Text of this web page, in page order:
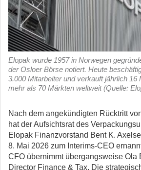
Elopak wurde 1957 in Norwegen
der Osloer Börse notiert. Heute
3.000 Mitarbeiter und verkauft jährlich 16
mehr als 70 Märkten weltweit (Quelle:
Nach dem angekündigten Rücktritt
hat der Aufsichtsrat des
Elopak Finanzvorstand Bent K.
8. Mai 2026 zum Interims-CEO
CFO übernimmt übergangsweise Ola
Director Finance & Tax. Die